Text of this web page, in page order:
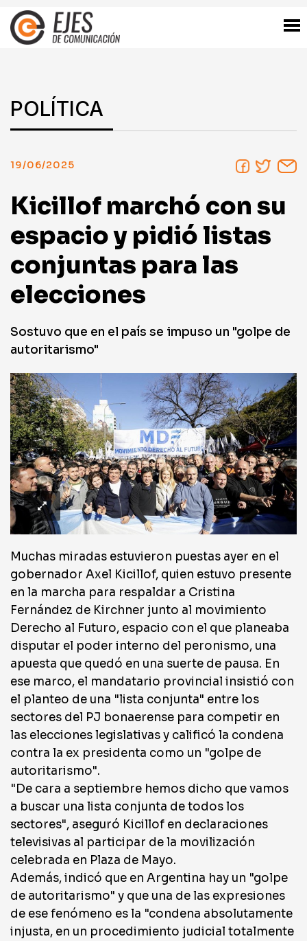
POLÍTICA
19/06/2025
Kicillof marchó con su
espacio y pidió listas
conjuntas para las
elecciones
Sostuvo que en el país se impuso un "golpe de
autoritarismo"
Muchas miradas estuvieron puestas ayer en el
gobernador Axel Kicillof, quien estuvo presente
en la marcha para respaldar a Cristina
Fernández de Kirchner junto al movimiento
Derecho al Futuro, espacio con el que planeaba
disputar el poder interno del peronismo, una
apuesta que quedó en una suerte de pausa. En
ese marco, el mandatario provincial insistió con
el planteo de una "lista conjunta" entre los
sectores del PJ bonaerense para competir en
las elecciones legislativas y calificó la condena
contra la ex presidenta como un "golpe de
autoritarismo".
"De cara a septiembre hemos dicho que vamos
a buscar una lista conjunta de todos los
sectores", aseguró Kicillof en declaraciones
televisivas al participar de la movilización
celebrada en Plaza de Mayo.
Además, indicó que en Argentina hay un "golpe
de autoritarismo" y que una de las expresiones
de ese fenómeno es la "condena absolutamente
injusta, en un procedimiento judicial totalmente